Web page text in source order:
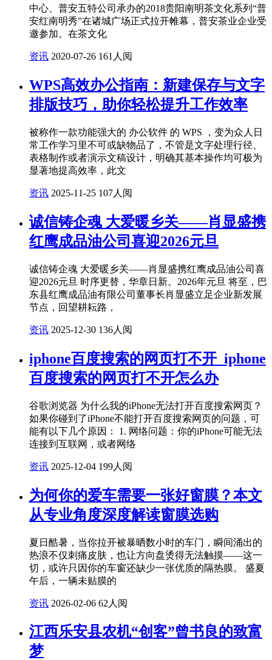
中心、普安五特公司承办的2018贵阳南明茶文化系列“普
安红南明秀”在诸城广场正式拉开帷幕，普安茶业企业受
邀参加。在茶文化
资讯 2020-07-26 161人阅
WPS高效办公指南：新建保存与文字
排版技巧，助你轻松提升工作效率
被称作一款功能强大的 办公软件 的 WPS ，变为众人日
常工作学习里不可或缺物品了，不管是文字处理行径、
表格制作或者演示文稿设计，明确其基本操作均可极为
显著地提高效率，此文
资讯 2025-11-25 107人阅
诚信铸企魂 大爱暖乡关——肖显盛携
红鹰成品油公司喜迎2026元旦
诚信铸企魂 大爱暖乡关——肖显盛携红鹰成品油公司喜
迎2026元旦 时序更替，华章日新。2026年元旦 将至，巴
东县红鹰成品油有限公司董事长肖显盛立足企业新发展
节点，回望耕耘路，
资讯 2025-12-30 136人阅
iphone百度搜索的网页打不开_iphone
百度搜索的网页打不开怎么办
谷歌浏览器 为什么我的iPhone无法打开百度搜索网页？
如果你碰到了iPhone不能打开百度搜索网页的问题，可
能有以下几个原因： 1. 网络问题：你的iPhone可能无法
连接到互联网，或者网络
资讯 2025-12-04 199人阅
为何你的爱车需要一张好窗膜？本文
从专业角度深度解读窗膜选购
夏日酷暑，当你拉开被暴晒数小时的车门，瞬间涌出的
热浪不仅刺痛皮肤，也让方向盘烫得无法触摸——这一
切，或许只因你的车窗还缺少一张优质的隔热膜。 盛夏
午后，一辆未贴膜的
资讯 2026-02-06 62人阅
江西乐安县农机“创客”曾书良的致富
梦